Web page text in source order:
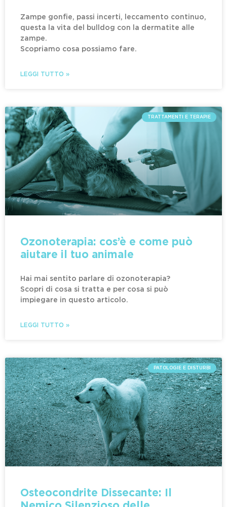
Zampe gonfie, passi incerti, leccamento continuo,
questa la vita del bulldog con la dermatite alle
zampe.
Scopriamo cosa possiamo fare.
LEGGI TUTTO »
TRATTAMENTI E TERAPIE
Ozonoterapia: cos’è e come può
aiutare il tuo animale
Hai mai sentito parlare di ozonoterapia?
Scopri di cosa si tratta e per cosa si può
impiegare in questo articolo.
LEGGI TUTTO »
PATOLOGIE E DISTURBI
Osteocondrite Dissecante: Il